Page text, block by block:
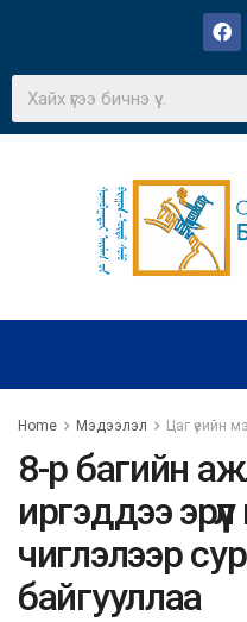
Home Мэдээлэл Цаг үеийн
8-р багийн
иргэддээ
чиглэлээр
байгууллаа